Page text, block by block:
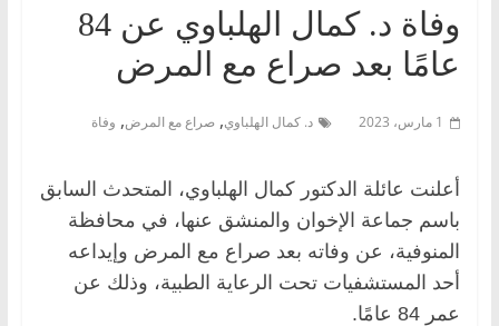
وفاة د. كمال الهلباوي عن 84
عامًا بعد صراع مع المرض
1 مارس، 2023 د. كمال الهلباوي, صراع مع المرض, وفاة
أعلنت عائلة الدكتور كمال الهلباوي، المتحدث السابق
باسم جماعة الإخوان والمنشق عنها، في محافظة
المنوفية، عن وفاته بعد صراع مع المرض وإيداعه
أحد المستشفيات تحت الرعاية الطبية، وذلك عن
عمر 84 عامًا.